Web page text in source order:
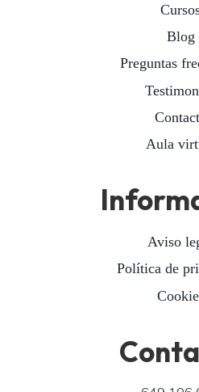
Blog
Preguntas
Aula
Aviso
Política de